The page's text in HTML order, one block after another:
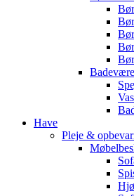
Have
Pleje &